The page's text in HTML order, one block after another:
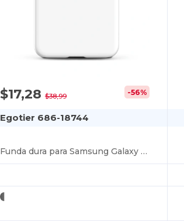
$17,28 $38,99 -56%
Egotier 686-18744
Funda dura para Samsung Galaxy S24 Plus